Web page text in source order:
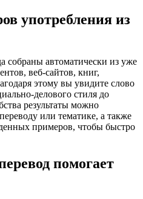
употребления из
автоматически из уже
веб-сайтов, книг,
этому вы увидите слово
делового стиля до
результаты можно
или тематике, а также
примеров, чтобы быстро
помогает